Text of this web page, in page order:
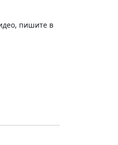
пишите в